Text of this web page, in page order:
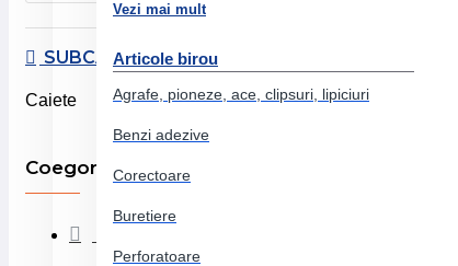
Vezi mai mult
Articole birou
Agrafe, pioneze, ace, clipsuri, lipiciuri
Benzi adezive
Corectoare
Buretiere
Perforatoare
SUBCATEGORII
Caiete
Coegorii produse